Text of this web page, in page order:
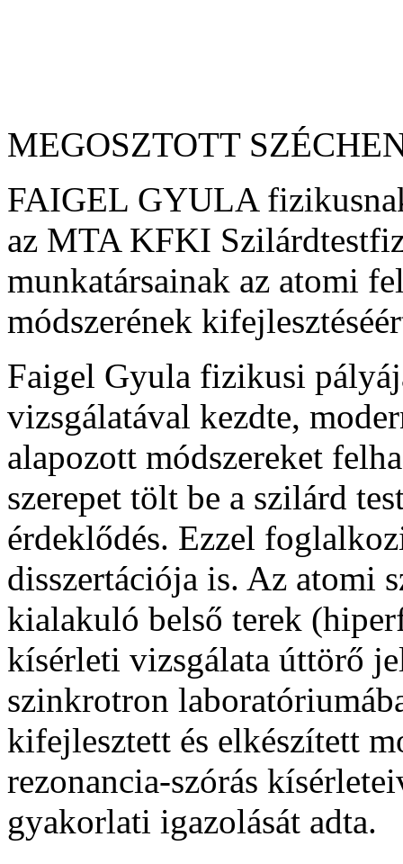
MEGOSZTOTT
FAIGEL GYULA
az MTA KFKI
munkatársainak az atomi
módszerének
Faigel Gyula fizikusi
vizsgálatával kezdte,
alapozott módszereket
szerepet tölt be a szilárd
érdeklődés. Ezzel
disszertációja is. Az atomi
kialakuló belső terek
kísérleti vizsgálata úttörő
szinkrotron
kifejlesztett és elkészített
rezonancia-szórás
gyakorlati igazolását adta.